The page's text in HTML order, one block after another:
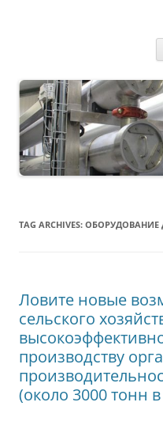
TAG ARCHIVES: ОБОРУДОВАНИЕ
Ловите новые
сельского
производству
(около 3000 тонн